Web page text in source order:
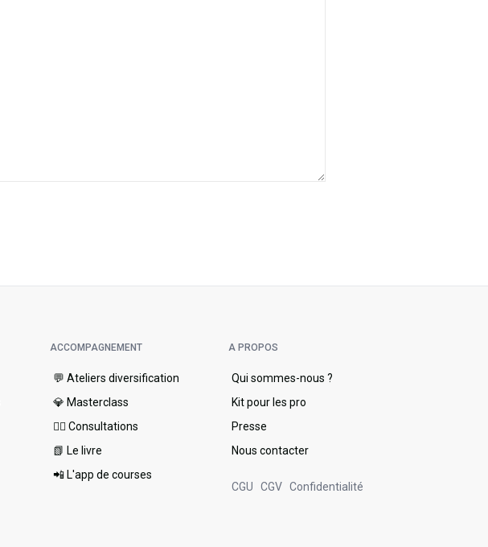
ACCOMPAGNEMENT
💬 Ateliers diversification
💎 Masterclass
👩‍⚕️ Consultations
📗 Le livre
📲 L'app de courses
A PROPOS
Qui sommes-nous ?
Kit pour les pro
Presse
Nous contacter
CGU CGV Confidentialité